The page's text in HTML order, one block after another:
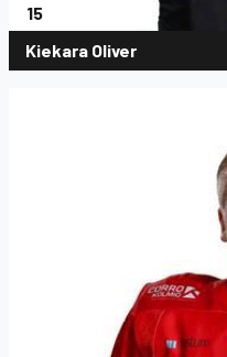
15
Kiekara Oliver